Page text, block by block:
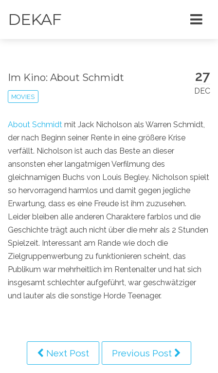
DEKAF
27
DEC
Im Kino: About Schmidt
MOVIES
About Schmidt mit Jack Nicholson als Warren Schmidt,
der nach Beginn seiner Rente in eine größere Krise
verfällt. Nicholson ist auch das Beste an dieser
ansonsten eher langatmigen Verfilmung des
gleichnamigen Buchs von Louis Begley. Nicholson spielt
so hervorragend harmlos und damit gegen jegliche
Erwartung, dass es eine Freude ist ihm zuzusehen.
Leider bleiben alle anderen Charaktere farblos und die
Geschichte trägt auch nicht über die mehr als 2 Stunden
Spielzeit. Interessant am Rande wie doch die
Zielgruppenwerbung zu funktionieren scheint, das
Publikum war mehrheitlich im Rentenalter und hat sich
insgesamt schlechter aufgeführt, war geschwätziger
und lauter als die sonstige Horde Teenager.
Next Post Previous Post